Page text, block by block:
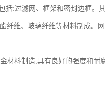
括:过滤网、框架和密封边框。
纤维、玻璃纤维等材料制成。
材料制造,具有良好的强度和